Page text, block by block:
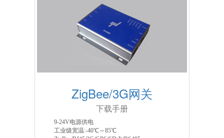
ZigBee/3G网关
下载手册
9-24V电源供电
工业级宽温:-40℃～85℃